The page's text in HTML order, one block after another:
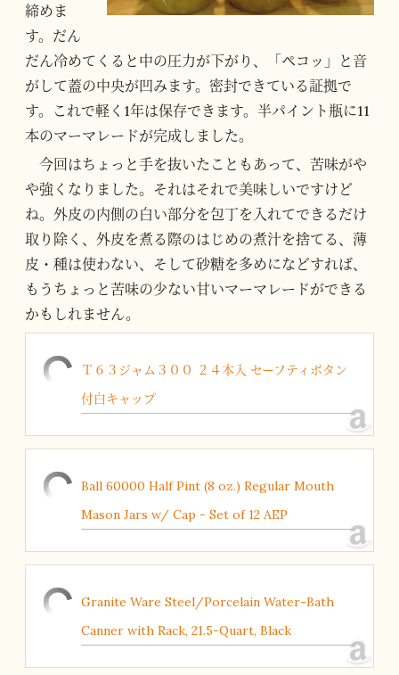
締めま
す。だん
だん冷めてくると中の圧力が下がり、「ペコッ」と音
がして蓋の中央が凹みます。密封できている証拠で
す。これで軽く1年は保存できます。半パイント瓶に11
本のマーマレードが完成しました。
今回はちょっと手を抜いたこともあって、苦味がや
や強くなりました。それはそれで美味しいですけど
ね。外皮の内側の白い部分を包丁を入れてできるだけ
取り除く、外皮を煮る際のはじめの煮汁を捨てる、薄
皮・種は使わない、そして砂糖を多めになどすれば、
もうちょっと苦味の少ない甘いマーマレードができる
かもしれません。
Ｔ６３ジャム３００ ２４本入 セーフティボタン
付白キャップ
Ball 60000 Half Pint (8 oz.) Regular Mouth
Mason Jars w/ Cap - Set of 12 AEP
Granite Ware Steel/Porcelain Water-Bath
Canner with Rack, 21.5-Quart, Black